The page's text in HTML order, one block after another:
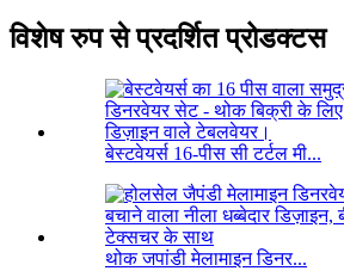
विशेष रुप से प्रदर्शित प्रोडक्टस
बेस्टवेयर्स 16-पीस सी टर्टल मी...
थोक जपांडी मेलामाइन डिनर...